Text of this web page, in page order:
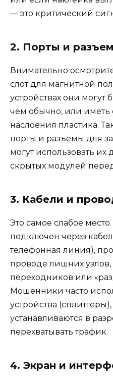
— это критический
2. Порты и
Внимательно
слот для магнитной
устройствах они могут
чем обычно, или иметь
наслоения пластика.
порты и разъемы для
могут использовать
скрытых модулей
3. Кабели и
Это самое слабое
подключен через
телефонная линия),
проводе лишних узлов,
переходников или
Мошенники часто
устройства
устанавливаются в
перехватывать трафик.
4. Экран и